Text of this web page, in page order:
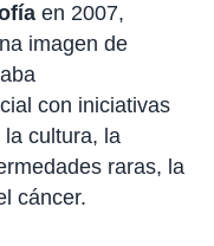
en 2007,
imagen de
con iniciativas
cultura, la
raras, la
cáncer.